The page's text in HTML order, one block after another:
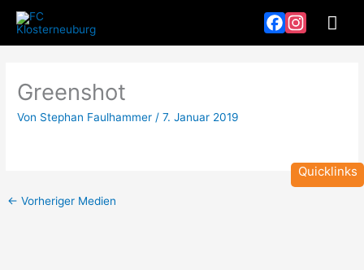
Inhalt
springen
Facebook
Instagram
Greenshot
Von Stephan Faulhammer /7. Januar 2019
← Vorheriger Medien
Quicklinks